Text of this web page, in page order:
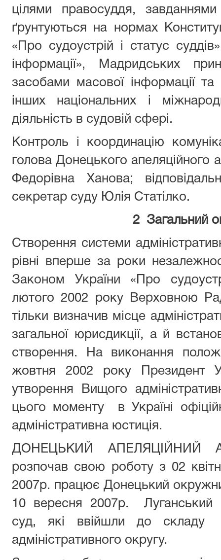
цілями правосуддя,
ґрунтуються на нормах
«Про судоустрій і статус
інформації», Мадридських
засобами масової інформації
інших національних і
діяльність в судовій сфері.
Контроль і координацію
голова Донецького апеляційного
Федорівна Ханова;
секретар суду Юлія Статілко.
2 Загальний
Створення системи
рівні вперше за роки
Законом України «Про
лютого 2002 року Верховною
тільки визначив місце
загальної юрисдикції, а й
створення. На виконання
жовтня 2002 року Президент
утворення Вищого
цього моменту в Україні
адміністративна юстиція.
ДОНЕЦЬКИЙ АПЕЛЯЦІЙНИЙ
розпочав свою роботу з 02
2007р. працює Донецький
10 вересня 2007р. Луганський
суд, які ввійшли до складу
адміністративного округу.